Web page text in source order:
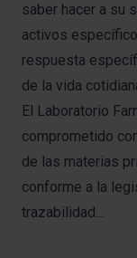
saber hacer a su
activos
respuesta
de la vida
El Laboratorio
comprometido
de las materias
conforme a la
trazabilidad...